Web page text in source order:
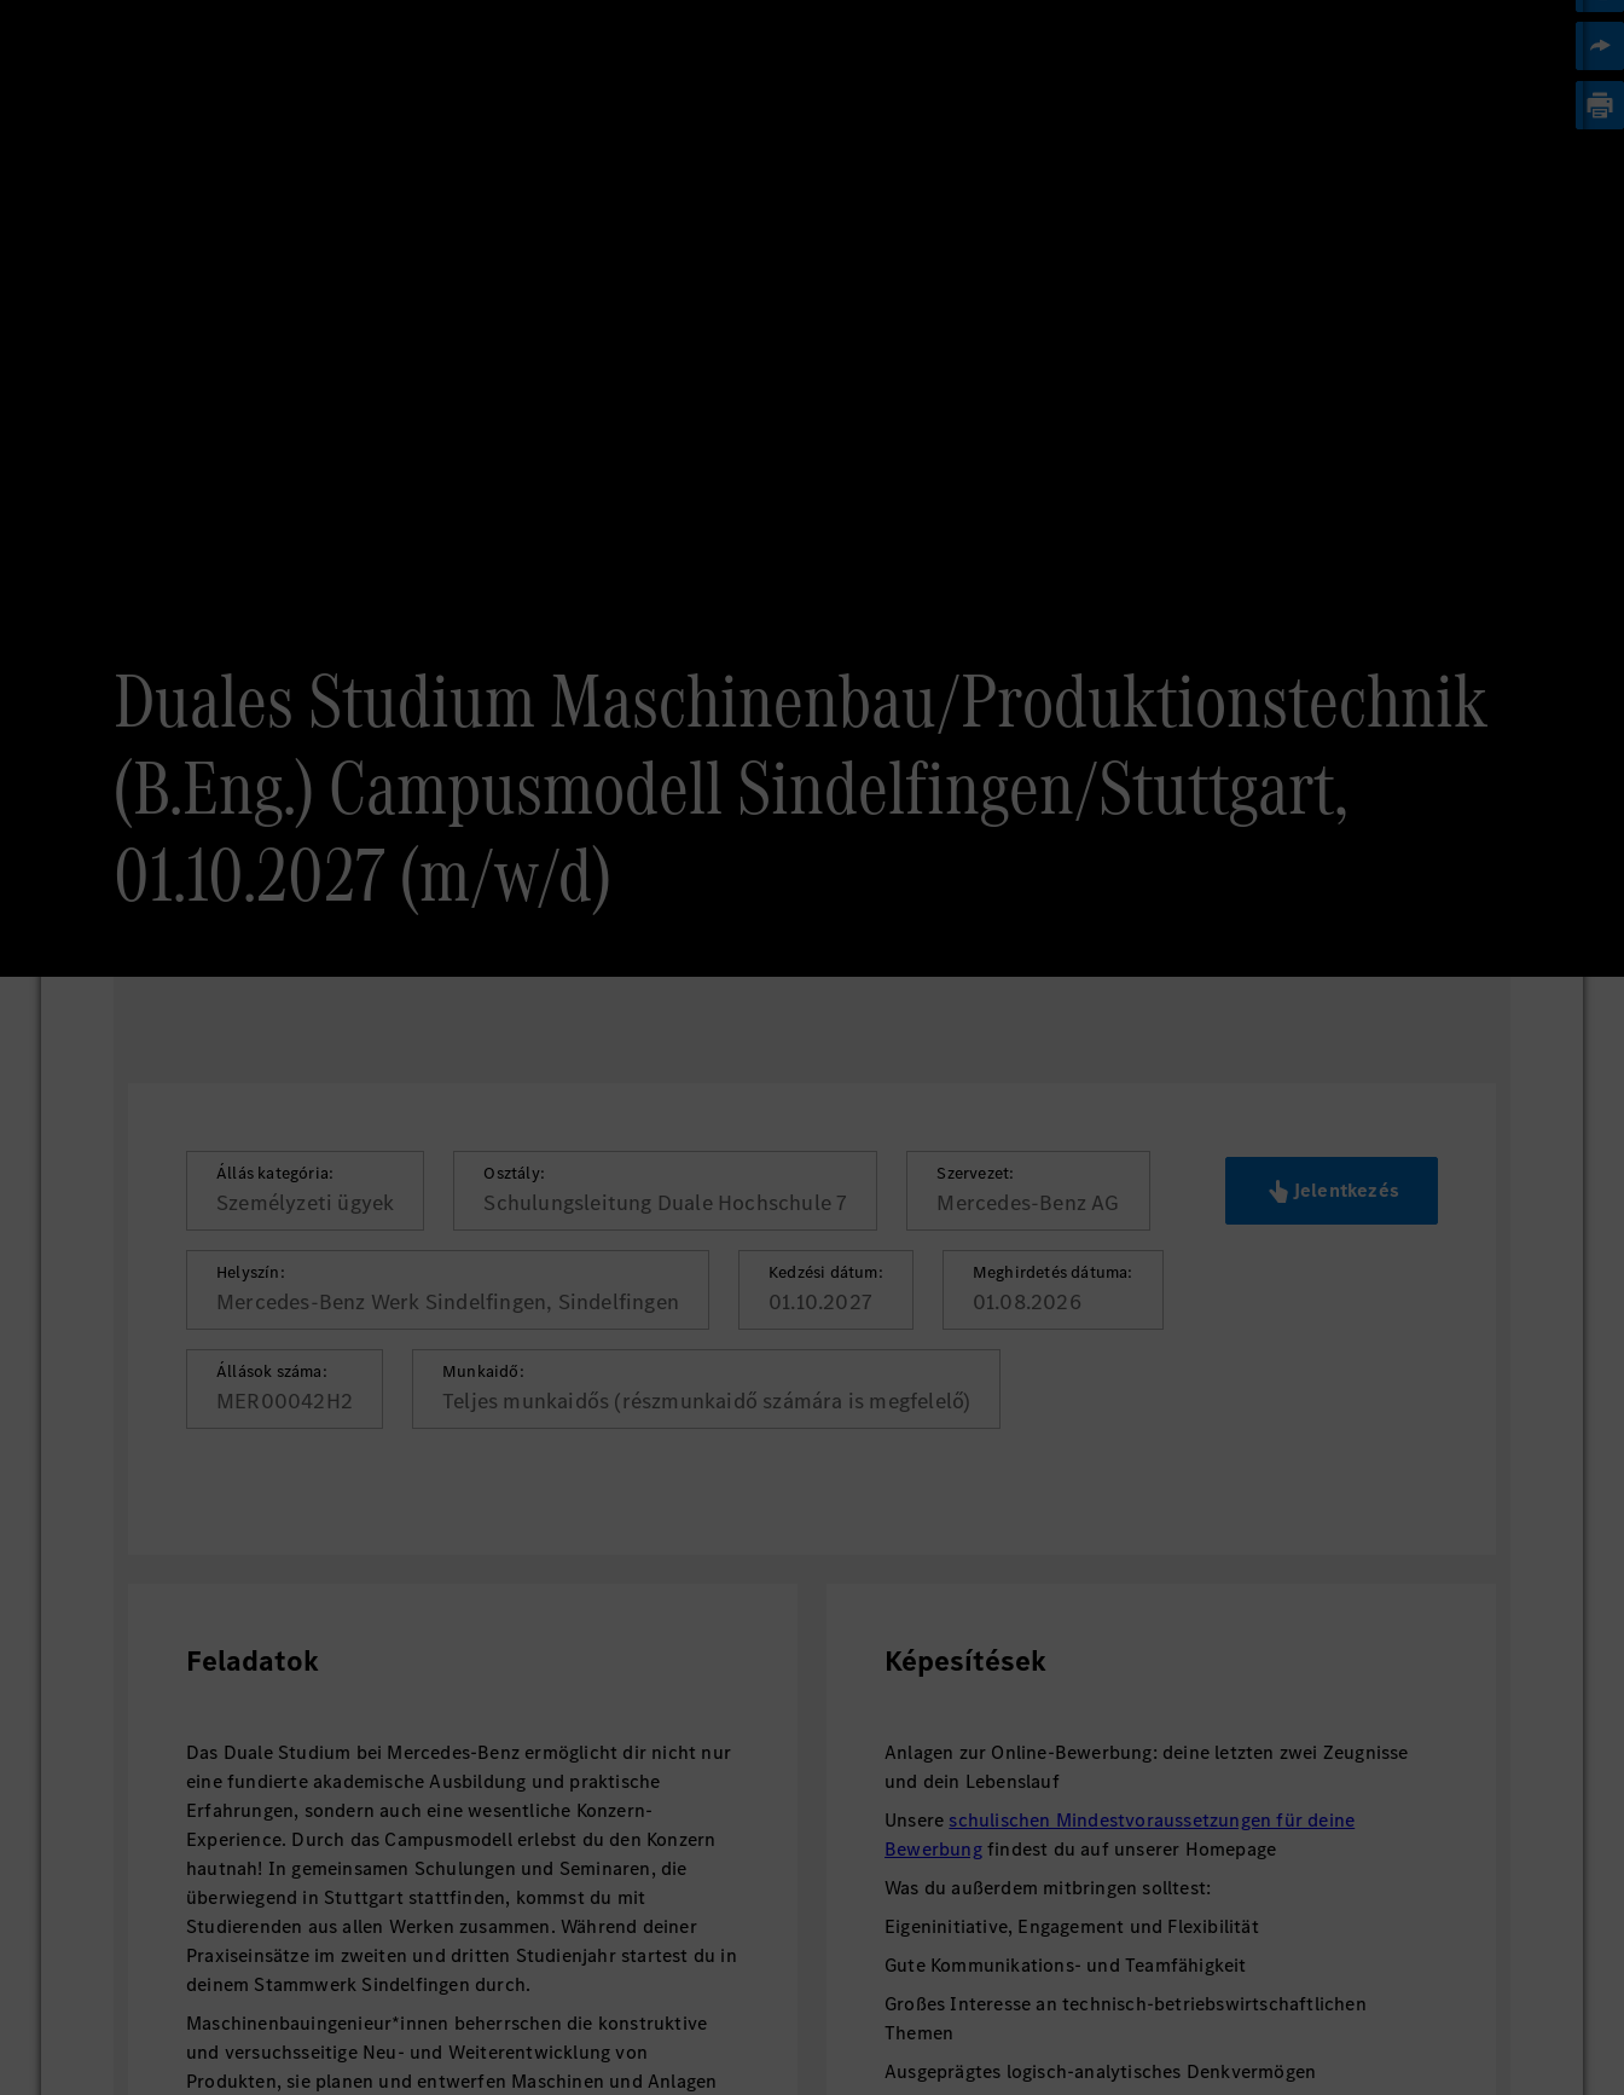
Duales Studium Maschinenbau/Produktionstechnik
(B.Eng.) Campusmodell Sindelfingen/Stuttgart,
01.10.2027 (m/w/d)
Állás kategória:
Személyzeti ügyek
Osztály:
Schulungsleitung Duale Hochschule 7
Szervezet:
Mercedes-Benz AG
Helyszín:
Mercedes-Benz Werk Sindelfingen, Sindelfingen
Kedzési dátum:
01.10.2027
Meghirdetés dátuma:
01.08.2026
Állások száma:
MER00042H2
Munkaidő:
Teljes munkaidős (részmunkaidő számára is megfelelő)
Jelentkezés
Feladatok
Das Duale Studium bei Mercedes-Benz ermöglicht dir nicht nur
eine fundierte akademische Ausbildung und praktische
Erfahrungen, sondern auch eine wesentliche Konzern-
Experience. Durch das Campusmodell erlebst du den Konzern
hautnah! In gemeinsamen Schulungen und Seminaren, die
überwiegend in Stuttgart stattfinden, kommst du mit
Studierenden aus allen Werken zusammen. Während deiner
Praxiseinsätze im zweiten und dritten Studienjahr startest du in
deinem Stammwerk Sindelfingen durch.
Maschinenbauingenieur*innen beherrschen die konstruktive
und versuchsseitige Neu- und Weiterentwicklung von
Produkten, sie planen und entwerfen Maschinen und Anlagen
Képesítések
Anlagen zur Online-Bewerbung: deine letzten zwei Zeugnisse
und dein Lebenslauf
Unsere schulischen Mindestvoraussetzungen für deine
Bewerbungfindest du auf unserer Homepage
Was du außerdem mitbringen solltest:
Eigeninitiative, Engagement und Flexibilität
Gute Kommunikations- und Teamfähigkeit
Großes Interesse an technisch-betriebswirtschaftlichen
Themen
Ausgeprägtes logisch-analytisches Denkvermögen